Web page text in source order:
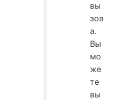
вы
зов
а.
Вы
мо
же
те
вы